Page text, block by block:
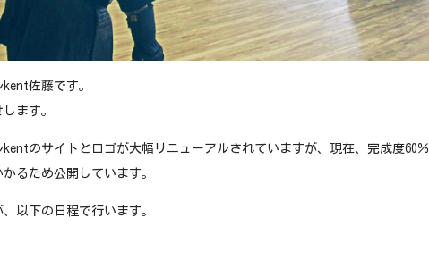
佐藤です。
ます。
のサイトとロゴが大幅リニューアルされていますが、現在、完成度60
るため公開しています。
以下の日程で行います。